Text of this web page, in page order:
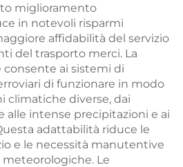
miglioramento
in notevoli risparmi
affidabilità del servizio
del trasporto merci. La
ai sistemi di
di funzionare in modo
climatiche diverse, dai
intense precipitazioni e ai
adattabilità riduce le
e le necessità manutentive
Le